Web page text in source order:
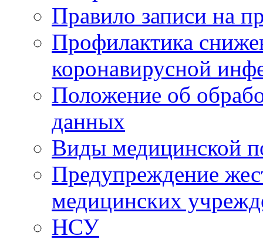
Правило записи на
Профилактика
коронавирусной
Положение об
данных
Виды медицинской
Предупреждение
медицинских
НСУ